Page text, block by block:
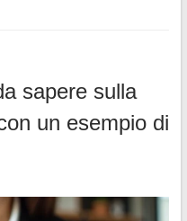
sapere sulla
un esempio di